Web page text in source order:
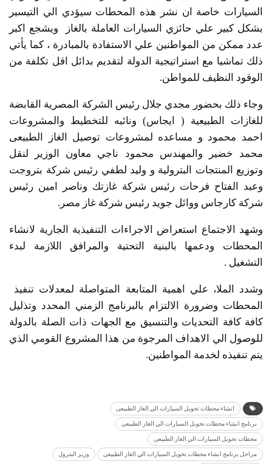
السيارات خاصة ان نشر هذه المحطات سيؤدي الي التيسير
بشكل كبير علي حائزي السيارات العاملة بالغاز ويشجع اكبر
عدد ممكن من المواطنين علي الاستفادة بالمبادرة ، كما يأتي
ذلك تماشيا مع استراتيجية الدولة لتقديم بدائل اقل تكلفة من
الوقود النظيف للمواطن.
وجاء ذلك بحضور مجدي جلال رئيس الشركة المصرية القابضة
للغازات الطبيعية ( ايجاس) ونائبه للتخطيط والمشروعات
احمد محمود و مساعده لمشروعات توصيل الغاز الطبيعى
محمد خضير والمهندس محمود ناجي معاون الوزير لنقل
وتوزيع المنتجات البترولية و وليد لطفي رئيس شركة بتروجت
وعبد الفتاح فرحات رئيس شركة غازتك وناصر امين رئيس
شركة كارجاس ووائل جويد رئيس شركة غاز مصر.
وشهد الاجتماع استعراض الاجراءات التنفيذية الجارية لانشاء
المحطات ودعمها بالبنية التحتية والمرافق اللازمة لبدء
التشغيل .
وشدد الملا، علي اهمية المتابعة المتواصلة لمعدلات تنفيذ
المحطات وضرورة الالتزام بالبرنامج الزمني المحدد وتذليل
كافة كافة التحديات والتنسيق مع الجهات ذات الصلة بالدولة
للوصول الي الاهداف المرجوة من هذا المشروع القومي الذي
يتم تنفيذه لخدمة المواطنين.
انشاء محطات تحويل السيارات الي الغاز الطبيعى
برنامج انشاء محطات تحويل السيارات الي الغاز الطبيعى
محطات تحويل السيارات الي الغاز الطبيعى
مراحل برنامج انشاء محطات تحويل السيارات الي الغاز الطبيعى وزير البترول